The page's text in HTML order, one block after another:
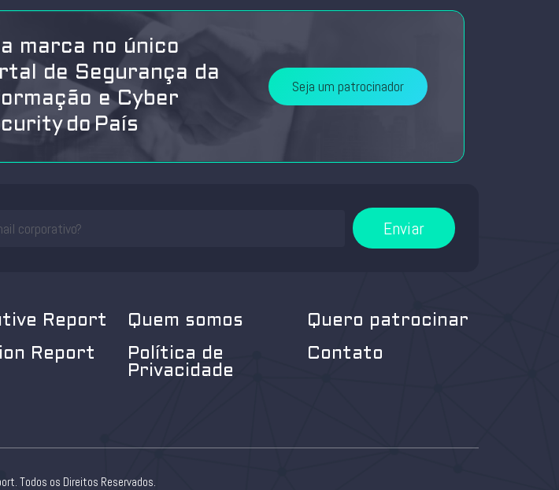
marca no único
de Segurança da
e Cyber
do País
Seja um patrocinador
Enviar
Report
Report
Quem somos
Política de
Privacidade
Quero patrocinar
Contato
Todos os Direitos Reservados.